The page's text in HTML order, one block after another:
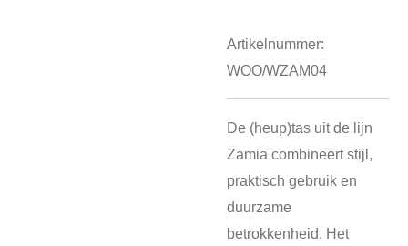
Artikelnummer:
WOO/WZAM04
De (heup)tas uit de lijn
Zamia combineert stijl,
praktisch gebruik en
duurzame
betrokkenheid. Het